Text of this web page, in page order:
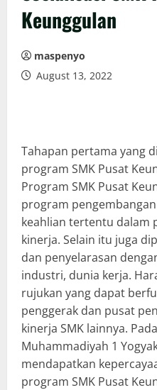
Keunggulan
maspenyo
August 13, 2022
Tahapan pertama yang
program SMK Pusat
Program SMK Pusat
program
keahlian tertentu dalam
kinerja. Selain itu juga
dan penyelarasan
industri, dunia kerja.
rujukan yang dapat
penggerak dan pusat
kinerja SMK lainnya.
Muhammadiyah 1
mendapatkan
program SMK Pusat